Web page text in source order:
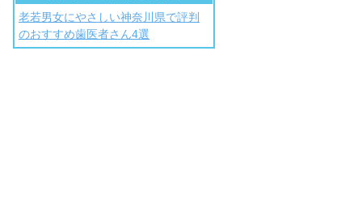
老若男女にやさしい神奈川県で評判
のおすすめ歯医者さん4選